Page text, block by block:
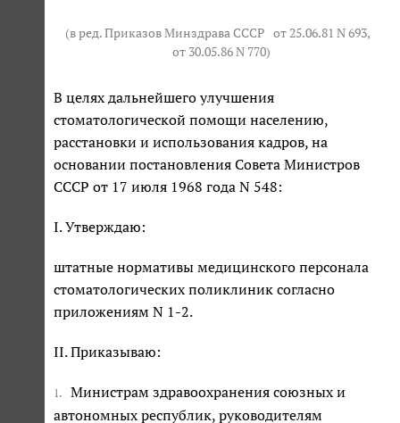
(в ред. Приказов Минздрава СССР от 25.06.81 N 693,
от 30.05.86 N 770)
В целях дальнейшего улучшения
стоматологической помощи населению,
расстановки и использования кадров, на
основании постановления Совета Министров
СССР от 17 июля 1968 года N 548:
I. Утверждаю:
штатные нормативы медицинского персонала
стоматологических поликлиник согласно
приложениям N 1-2.
II. Приказываю:
1.
Министрам здравоохранения союзных и
автономных республик, руководителям